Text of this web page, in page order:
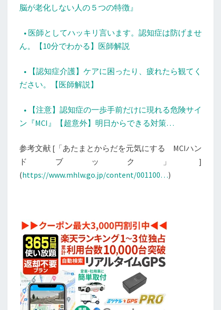
脳が老化しない人の５つの特徴』
• 医師としてハッキリ言います。認知症は防げませ
ん。【10分でわかる】医師解説
• 【認知症介護】ケアに困ったり、疲れたら観てく
ださい。【医師解説】
• 【注意】認知症の一歩手前だけに現れる危険サイ
ン『MCI』【超意外】明日からできる対策…
参考文献 [「あたまとからだを元気にする MCIハン
ドブック」]
(https://www.mhlw.go.jp/content/001100…)